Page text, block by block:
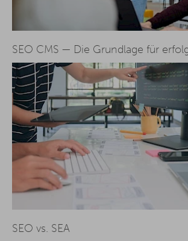
SEO CMS — Die Grundlage für
SEO vs. SEA